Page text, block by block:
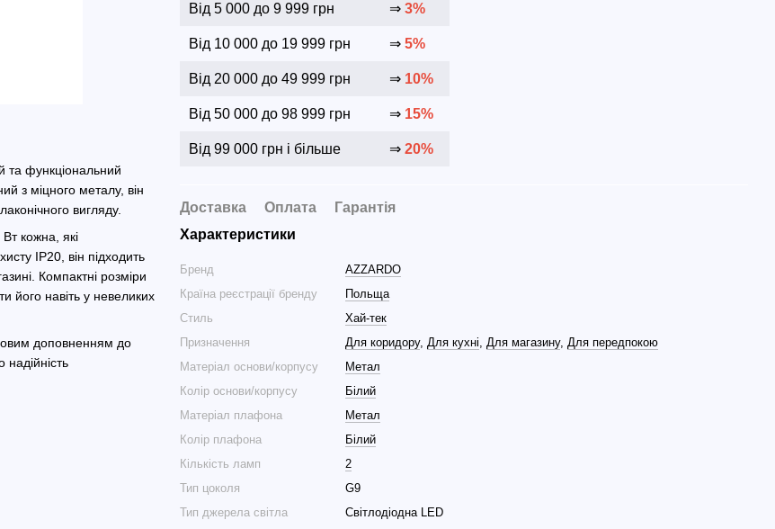
та функціональний
з міцного металу, він
вигляду.
кожна, які
IP20, він підходить
Компактні розміри
його навіть у невеликих
доповненням до
Від 5 000 до 9 999 грн ⇒ 3%
Від 10 000 до 19 999 грн ⇒ 5%
Від 20 000 до 49 999 грн ⇒ 10%
Від 50 000 до 98 999 грн ⇒ 15%
Від 99 000 грн і більше ⇒ 20%
Доставка Оплата
Гарантія
Характеристики
Бренд
AZZARDO
Країна реєстрації бренду
Польща
Стиль
Хай-тек
Призначення
Для коридору, Для кухні, Для магазину, Для передпокою
Матеріал основи/корпусу
Метал
Колір основи/корпусу
Білий
Матеріал плафона
Метал
Колір плафона
Білий
Кількість ламп
2
Тип цоколя
G9
Тип джерела світла
Світлодіодна LED